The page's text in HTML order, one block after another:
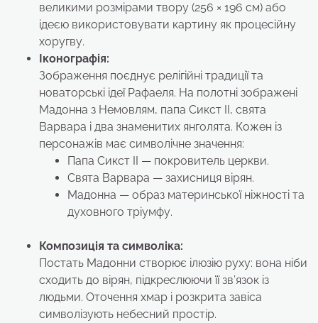
великими розмірами твору (256 × 196 см) або
ідеєю використовувати картину як процесійну
хоругву.
Іконографія:
Зображення поєднує релігійні традиції та
новаторські ідеї Рафаеля. На полотні зображені
Мадонна з Немовлям, папа Сикст II, свята
Варвара і два знаменитих янголята. Кожен із
персонажів має символічне значення:
Папа Сикст II — покровитель церкви.
Свята Варвара — захисниця вірян.
Мадонна — образ материнської ніжності та
духовного тріумфу.
Композиція та символіка:
Постать Мадонни створює ілюзію руху: вона ніби
сходить до вірян, підкреслюючи її зв’язок із
людьми. Оточення хмар і розкрита завіса
символізують небесний простір.